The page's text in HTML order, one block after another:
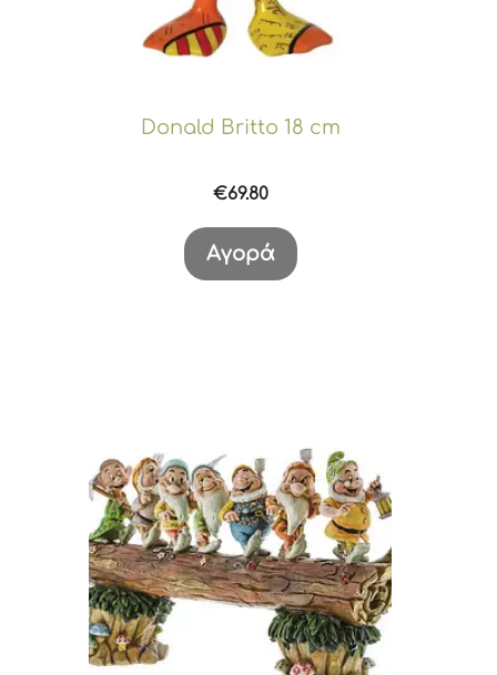
Donald Britto 18 cm
€69.80
Αγορά